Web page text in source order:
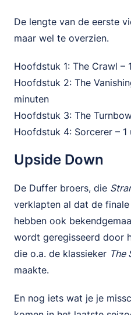
De lengte van de eerste
maar wel te overzien.
Hoofdstuk 1: The Crawl –
Hoofdstuk 2: The
minuten
Hoofdstuk 3: The
Hoofdstuk 4: Sorcerer – 1
Upside Down
De Duffer broers, die
verklapten al dat de
hebben ook
wordt geregisseerd door
die o.a. de klassieker The
maakte.
En nog iets wat je je